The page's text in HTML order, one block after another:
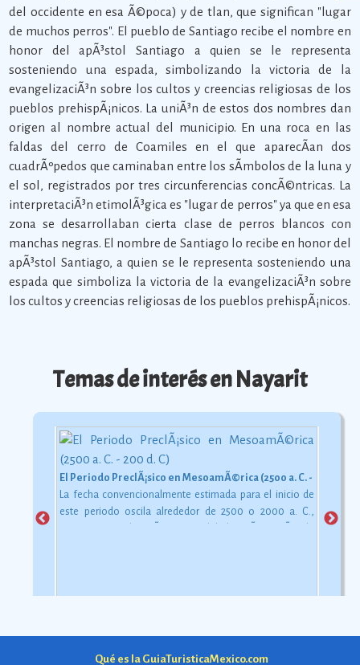
del occidente en esa Ã©poca) y de tlan, que significan "lugar
de muchos perros". El pueblo de Santiago recibe el nombre en
honor del apÃ³stol Santiago a quien se le representa
sosteniendo una espada, simbolizando la victoria de la
evangelizaciÃ³n sobre los cultos y creencias religiosas de los
pueblos prehispÃ¡nicos. La uniÃ³n de estos dos nombres dan
origen al nombre actual del municipio. En una roca en las
faldas del cerro de Coamiles en el que aparecÃ­an dos
cuadrÃºpedos que caminaban entre los sÃ­mbolos de la luna y
el sol, registrados por tres circunferencias concÃ©ntricas. La
interpretaciÃ³n etimolÃ³gica es "lugar de perros" ya que en esa
zona se desarrollaban cierta clase de perros blancos con
manchas negras. El nombre de Santiago lo recibe en honor del
apÃ³stol Santiago, a quien se le representa sosteniendo una
espada que simboliza la victoria de la evangelizaciÃ³n sobre
los cultos y creencias religiosas de los pueblos prehispÃ¡nicos.
Temas de interés en Nayarit
El Periodo PreclÃ¡sico en MesoamÃ©rica (2500 a. C. - 200 d. C)
La fecha convencionalmente estimada para el inicio de
este periodo oscila alrededor de 2500 o 2000 a. C.,
Qué es la GuiaTuristicaMexico.com